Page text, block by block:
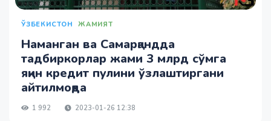
ЎЗБЕКИСТОН ЖАМИЯТ
Наманган ва Самарқандда
тадбиркорлар жами 3 млрд сўмга
яқин кредит пулини ўзлаштиргани
айтилмоқда
1 992 2023-01-26 12:38